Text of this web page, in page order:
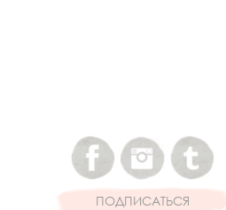
ПОДПИСАТЬСЯ